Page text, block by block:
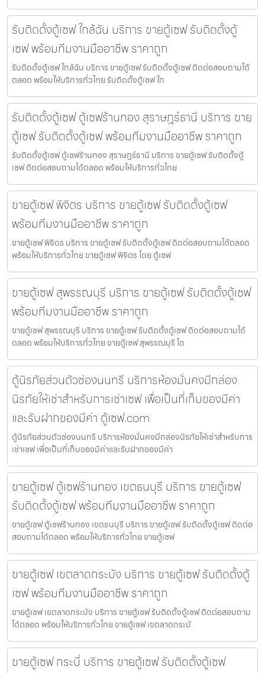
รับติดตั้งตู้เซฟ ใกล้ฉัน บริการ ขายตู้เซฟ รับติดตั้งตู้
เซฟ พร้อมทีมงานมืออาชีพ ราคาถูก
รับติดตั้งตู้เซฟ ใกล้ฉัน บริการ ขายตู้เซฟ รับติดตั้งตู้เซฟ ติดต่อสอบถามได้
ตลอด พร้อมให้บริการทั่วไทย รับติดตั้งตู้เซฟ ใก
รับติดตั้งตู้เซฟ ตู้เซฟร้านทอง สุราษฎร์ธานี บริการ ขาย
ตู้เซฟ รับติดตั้งตู้เซฟ พร้อมทีมงานมืออาชีพ ราคาถูก
รับติดตั้งตู้เซฟ ตู้เซฟร้านทอง สุราษฎร์ธานี บริการ ขายตู้เซฟ รับติดตั้งตู้
เซฟ ติดต่อสอบถามได้ตลอด พร้อมให้บริการทั่วไทย
ขายตู้เซฟ พิจิตร บริการ ขายตู้เซฟ รับติดตั้งตู้เซฟ
พร้อมทีมงานมืออาชีพ ราคาถูก
ขายตู้เซฟ พิจิตร บริการ ขายตู้เซฟ รับติดตั้งตู้เซฟ ติดต่อสอบถามได้ตลอด
พร้อมให้บริการทั่วไทย ขายตู้เซฟ พิจิตร โดย ตู้เซฟ
ขายตู้เซฟ สุพรรณบุรี บริการ ขายตู้เซฟ รับติดตั้งตู้เซฟ
พร้อมทีมงานมืออาชีพ ราคาถูก
ขายตู้เซฟ สุพรรณบุรี บริการ ขายตู้เซฟ รับติดตั้งตู้เซฟ ติดต่อสอบถามได้
ตลอด พร้อมให้บริการทั่วไทย ขายตู้เซฟ สุพรรณบุรี โด
ตู้นิรภัยส่วนตัวช่องนนทรี บริการห้องมั่นคงมีกล่อง
นิรภัยให้เช่าสำหรับการเช่าเซฟ เพื่อเป็นที่เก็บของมีค่า
และรับฝากของมีค่า ตู้เซฟ.com
ตู้นิรภัยส่วนตัวช่องนนทรี บริการห้องมั่นคงมีกล่องนิรภัยให้เช่าสำหรับการ
เช่าเซฟ เพื่อเป็นที่เก็บของมีค่าและรับฝากของมีค่า
ขายตู้เซฟ ตู้เซฟร้านทอง เขตธนบุรี บริการ ขายตู้เซฟ
รับติดตั้งตู้เซฟ พร้อมทีมงานมืออาชีพ ราคาถูก
ขายตู้เซฟ ตู้เซฟร้านทอง เขตธนบุรี บริการ ขายตู้เซฟ รับติดตั้งตู้เซฟ ติดต่อ
สอบถามได้ตลอด พร้อมให้บริการทั่วไทย ขายตู้เซฟ
ขายตู้เซฟ เขตลาดกระบัง บริการ ขายตู้เซฟ รับติดตั้งตู้
เซฟ พร้อมทีมงานมืออาชีพ ราคาถูก
ขายตู้เซฟ เขตลาดกระบัง บริการ ขายตู้เซฟ รับติดตั้งตู้เซฟ ติดต่อสอบถาม
ได้ตลอด พร้อมให้บริการทั่วไทย ขายตู้เซฟ เขตลาดกระบั
ขายตู้เซฟ กระบี่ บริการ ขายตู้เซฟ รับติดตั้งตู้เซฟ